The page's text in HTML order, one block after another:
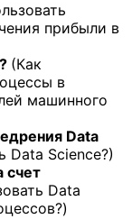
прибыли в
(Как
в
машинного
Data
Data Science?)
счет
Data